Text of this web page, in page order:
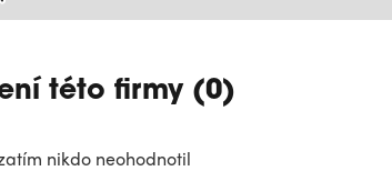
této firmy (0)
nikdo neohodnotil